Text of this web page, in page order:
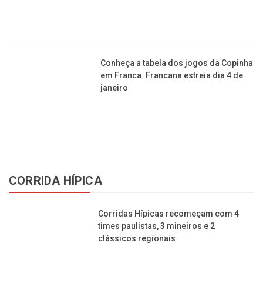
Conheça a tabela dos jogos da Copinha
em Franca. Francana estreia dia 4 de
janeiro
CORRIDA HÍPICA
Corridas Hípicas recomeçam com 4
times paulistas, 3 mineiros e 2
clássicos regionais